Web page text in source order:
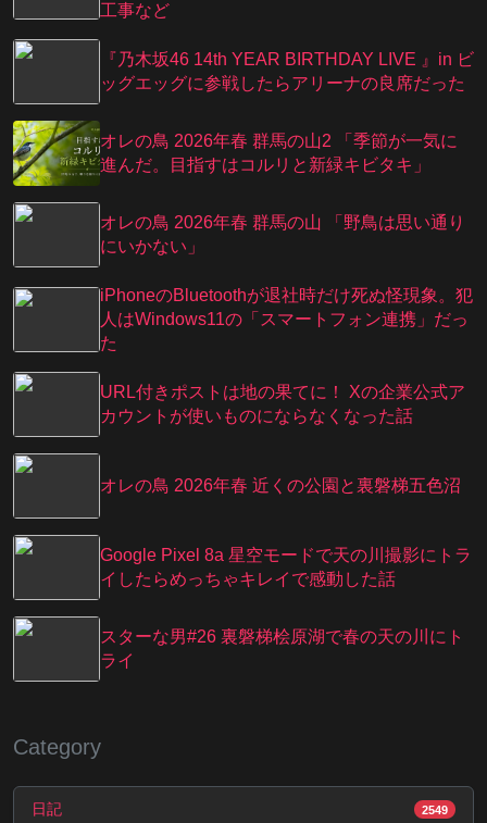
工事など
『乃⽊坂46 14th YEAR BIRTHDAY LIVE 』in ビ
ッグエッグに参戦したらアリーナの良席だった
オレの鳥 2026年春 群馬の山2 「季節が一気に
進んだ。目指すはコルリと新緑キビタキ」
オレの鳥 2026年春 群馬の山 「野鳥は思い通り
にいかない」
iPhoneのBluetoothが退社時だけ死ぬ怪現象。犯
人はWindows11の「スマートフォン連携」だっ
た
URL付きポストは地の果てに！ Xの企業公式ア
カウントが使いものにならなくなった話
オレの鳥 2026年春 近くの公園と裏磐梯五色沼
Google Pixel 8a 星空モードで天の川撮影にトラ
イしたらめっちゃキレイで感動した話
スターな男#26 裏磐梯桧原湖で春の天の川にト
ライ
Category
日記 2549